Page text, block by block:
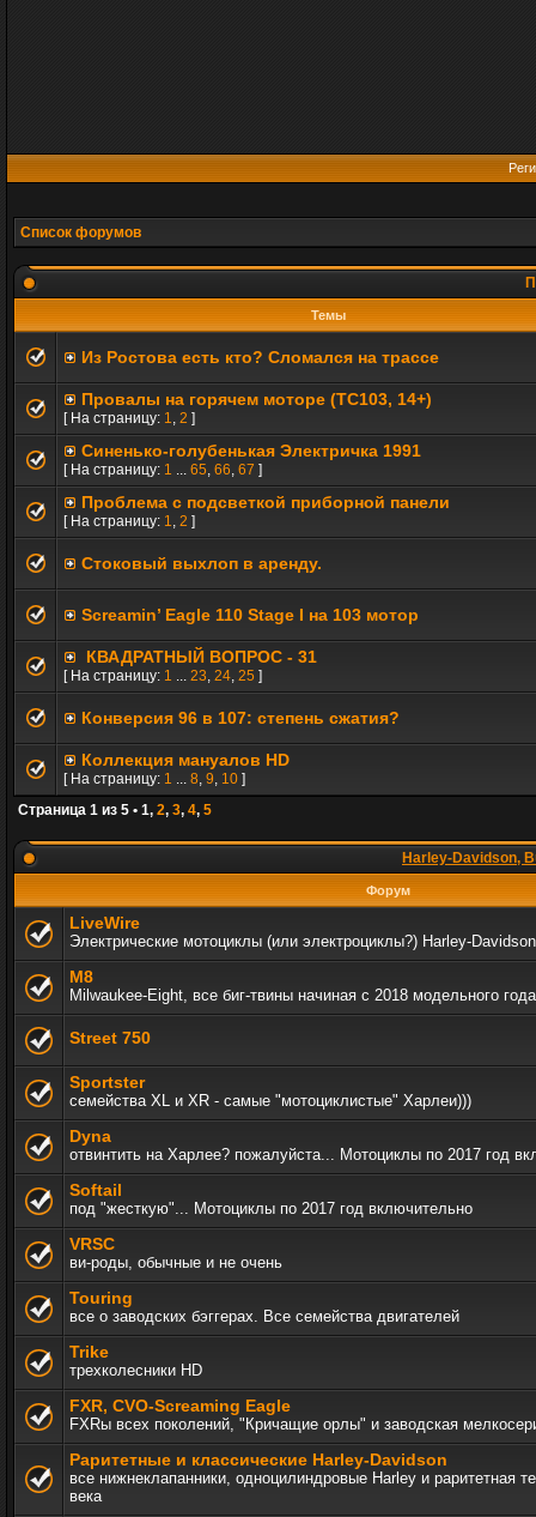
Список форумов
Темы
Из Ростова есть кто? Сломался на трассе
Провалы на горячем моторе (TC103, 14+)
[ На страницу: 1, 2 ]
Синенько-голубенькая Электричка 1991
[ На страницу: 1 ... 65, 66, 67 ]
Проблема с подсветкой приборной панели
[ На страницу: 1, 2 ]
Стоковый выхлоп в аренду.
Screamin’ Eagle 110 Stage I на 103 мотор
КВАДРАТНЫЙ ВОПРОС - 31
[ На страницу: 1 ... 23, 24, 25 ]
Конверсия 96 в 107: степень сжатия?
Коллекция мануалов HD
[ На страницу: 1 ... 8, 9, 10 ]
Страница 1 из 5 • 1, 2, 3, 4, 5
Harley-Davidson,
Форум
LiveWire
Электрические мотоциклы (или электроциклы?) Harley-Davidson
M8
Milwaukee-Eight, все биг-твины начиная с 2018 модельного
Street 750
Sportster
семейства XL и XR - самые "мотоциклистые" Харлеи)))
Dyna
отвинтить на Харлее? пожалуйста... Мотоциклы по 2017 год
Softail
под "жесткую"... Мотоциклы по 2017 год включительно
VRSC
ви-роды, обычные и не очень
Touring
все о заводских бэггерах. Все семейства двигателей
Trike
трехколесники HD
FXR, СVO-Screaming Eagle
FXRы всех поколений, "Кричащие орлы" и заводская
Раритетные и классические Harley-Davidson
все нижнеклапанники, одноцилиндровые Harley и раритетная
века